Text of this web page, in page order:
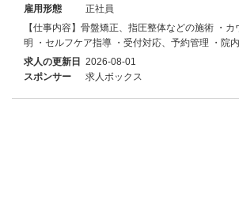
雇用形態
正社員
【仕事内容】骨盤矯正、指圧整体などの施術 ・
明 ・セルフケア指導 ・受付対応、予約管理 ・院
求人の更新日 2026-08-01
スポンサー
求人ボックス